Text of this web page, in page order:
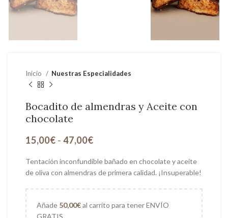
Inicio Nuestras Especialidades
Bocadito de almendras y Aceite con
chocolate
15,00€ - 47,00€
Tentación inconfundible bañado en chocolate y aceite
de oliva con almendras de primera calidad. ¡Insuperable!
Añade 50,00€al carrito para tener ENVÍO